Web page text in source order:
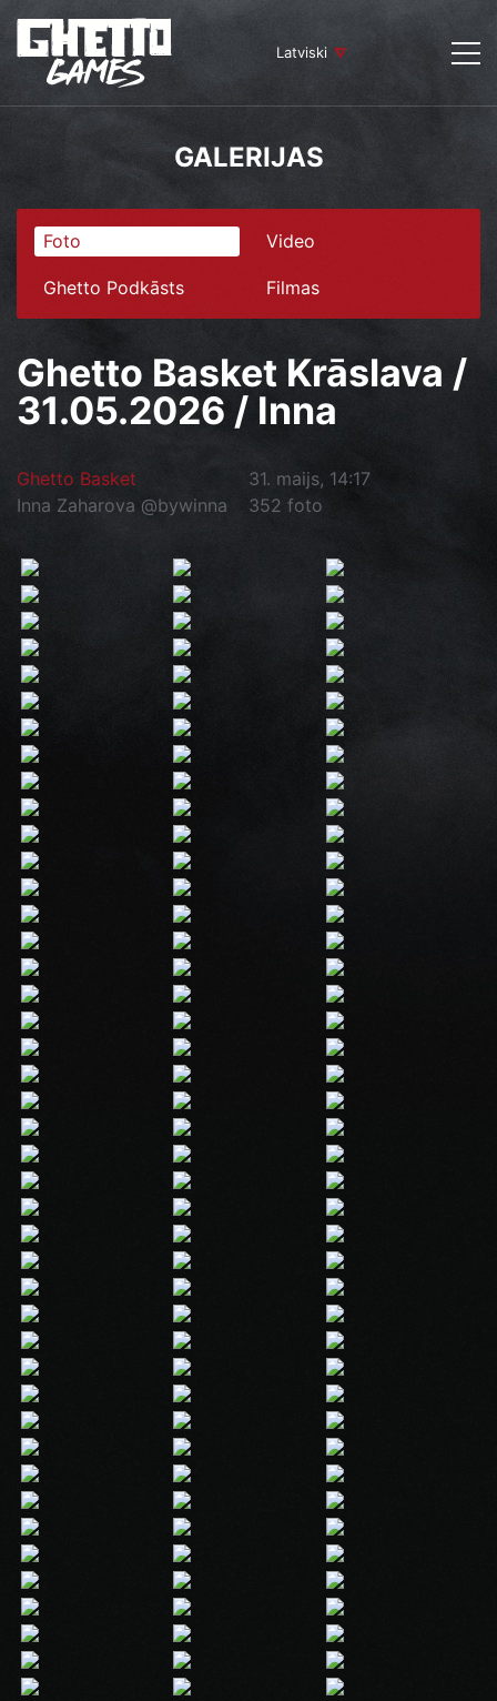
Latviski
GALERIJAS
Foto Video
Ghetto Podkāsts Filmas
Ghetto Basket Krāslava /
31.05.2026 / Inna
Ghetto Basket
31. maijs, 14:17
Inna Zaharova @bywinna
352 foto